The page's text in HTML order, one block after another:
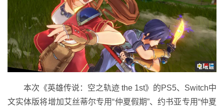
本次《英雄传说：空之轨迹 the 1st》的PS5、Switch中
文实体版将增加艾丝蒂尔专用“仲夏假期”、约书亚专用“仲夏